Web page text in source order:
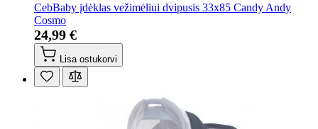
CebBaby įdėklas vežimėliui dvipusis 33x85 Candy Andy
Cosmo
24,99 €
Lisa ostukorvi